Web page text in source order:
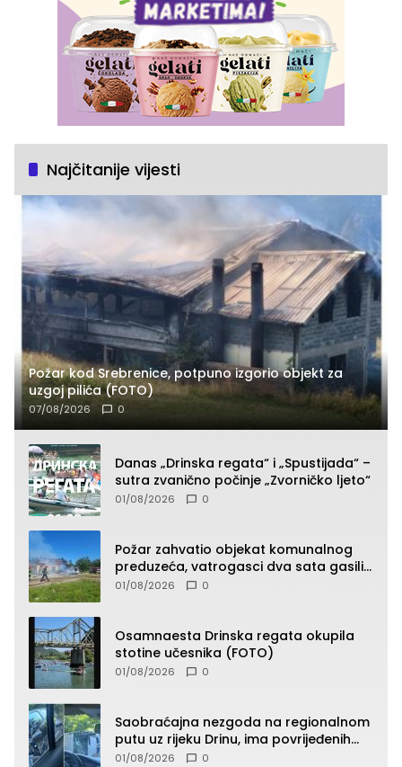
Najčitanije vijesti
Požar kod Srebrenice, potpuno izgorio objekt za
uzgoj pilića (FOTO)
07/08/2026 0
Danas „Drinska regata“ i „Spustijada“ –
sutra zvanično počinje „Zvorničko ljeto“
01/08/2026 0
Požar zahvatio objekat komunalnog
preduzeća, vatrogasci dva sata gasili
vatru (FOTO)
01/08/2026 0
Osamnaesta Drinska regata okupila
stotine učesnika (FOTO)
01/08/2026 0
Saobraćajna nezgoda na regionalnom
putu uz rijeku Drinu, ima povrijeđenih
lica (FOTO)
01/08/2026 0